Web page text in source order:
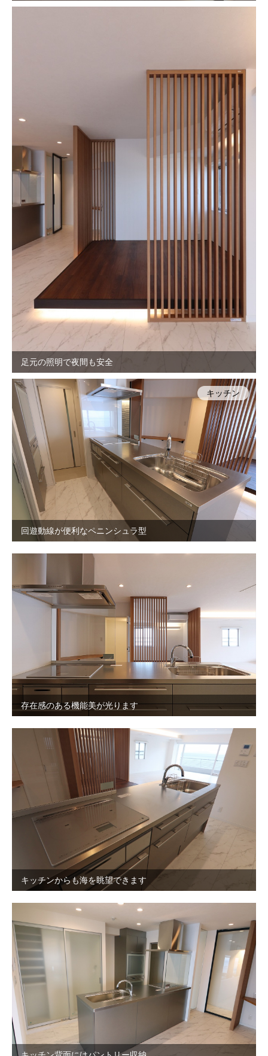
足元の照明で夜間も安全
回遊動線が便利なペニンシュラ型
キッチン
存在感のある機能美が光ります
キッチンからも海を眺望できます